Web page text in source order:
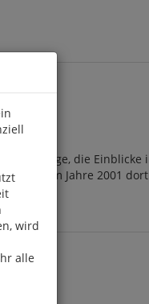
die Einblicke
im Jahre 2001
wird
alle